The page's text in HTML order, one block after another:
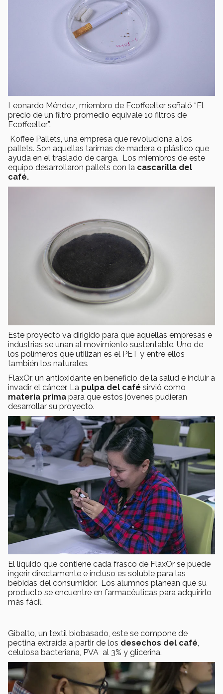
Leonardo Méndez, miembro de Ecoffeelter señaló “El
precio de un filtro promedio equivale 10 filtros de
Ecoffeelter”.
Koffee Pallets, una empresa que revoluciona a los
pallets. Son aquellas tarimas de madera o plástico que
ayuda en el traslado de carga. Los miembros de este
equipo desarrollaron pallets con la cascarilla del
café.
Este proyecto va dirigido para que aquellas empresas e
industrias se unan al movimiento sustentable. Uno de
los polímeros que utilizan es el PET y entre ellos
también los naturales.
FlaxOr, un antioxidante en beneficio de la salud e incluir a
invadir el cáncer. La pulpa del café sirvió como
materia prima para que estos jóvenes pudieran
desarrollar su proyecto.
El líquido que contiene cada frasco de FlaxOr se puede
ingerir directamente e incluso es soluble para las
bebidas del consumidor. Los alumnos planean que su
producto se encuentre en farmacéuticas para adquirirlo
más fácil.
Gibalto, un textil biobasado, este se compone de
pectina extraída a partir de los desechos del café,
celulosa bacteriana, PVA al 3% y glicerina.